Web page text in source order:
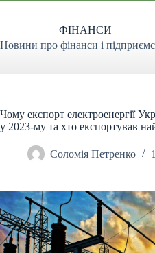
Перейти
ФІНАНСИ
Новини про фінанси і
Чому експорт електроенергії
у 2023-му та хто експортував
Соломія Петренко